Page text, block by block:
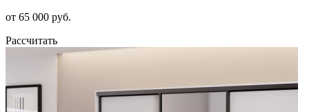
от 65 000 руб.
Рассчитать